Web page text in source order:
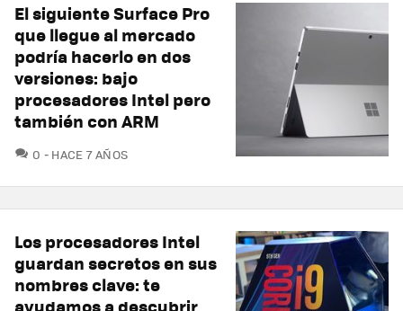
El siguiente Surface Pro
que llegue al mercado
podría hacerlo en dos
versiones: bajo
procesadores Intel pero
también con ARM
0 COMENTARIOS
HACE 7 AÑOS
Los procesadores Intel
guardan secretos en sus
nombres clave: te